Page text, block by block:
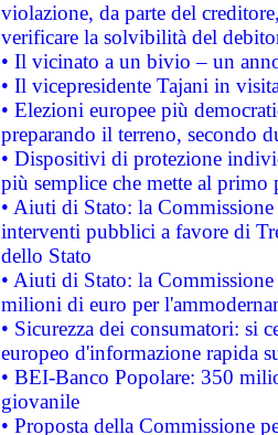
violazione, da parte del
verificare la solvibilità del
• Il vicinato a un bivio – un
• Il vicepresidente Tajani in
• Elezioni europee più
preparando il terreno, secondo
• Dispositivi di protezione
più semplice che mette al primo
• Aiuti di Stato: la
interventi pubblici a favore di
dello Stato
• Aiuti di Stato: la
milioni di euro per
• Sicurezza dei consumatori: si
europeo d'informazione rapida
• BEI-Banco Popolare: 350
giovanile
• Proposta della Commissione